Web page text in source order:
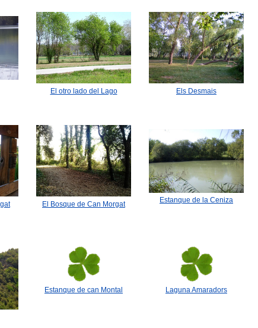
El otro lado del Lago Els Desmais
El Bosque de Can Morgat
Estanque de la Ceniza
Estanque de can Montal Laguna Amaradors